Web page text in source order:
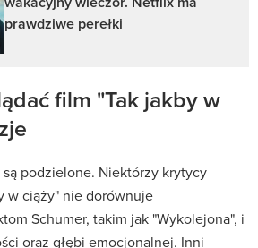
prawdziwe perełki
film "Tak jakby w
podzielone. Niektórzy krytycy
w ciąży" nie dorównuje
Schumer, takim jak "Wykolejona", i
oraz głębi emocjonalnej. Inni